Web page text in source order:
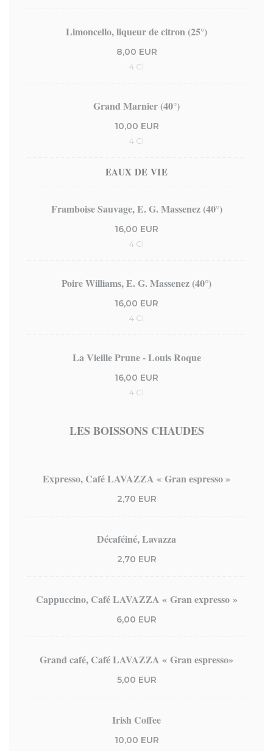
Limoncello, liqueur de citron (25°)
8,00 EUR
4 Cl
Grand Marnier (40°)
10,00 EUR
4 Cl
EAUX DE VIE
Framboise Sauvage, E. G. Massenez (40°)
16,00 EUR
4 Cl
Poire Williams, E. G. Massenez (40°)
16,00 EUR
4 Cl
La Vieille Prune - Louis Roque
16,00 EUR
4 Cl
LES BOISSONS CHAUDES
Expresso, Café LAVAZZA « Gran espresso »
2,70 EUR
Décaféiné, Lavazza
2,70 EUR
Cappuccino, Café LAVAZZA « Gran expresso »
6,00 EUR
Grand café, Café LAVAZZA « Gran espresso»
5,00 EUR
Irish Coffee
10,00 EUR